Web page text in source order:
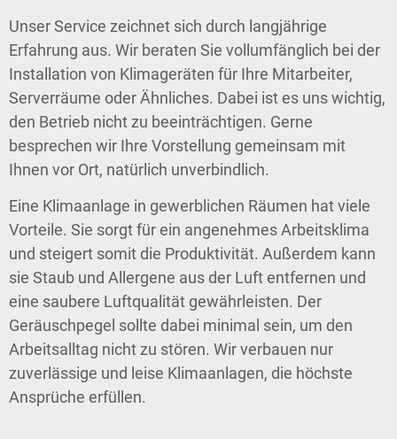
Unser Service zeichnet sich durch langjährige
Erfahrung aus. Wir beraten Sie vollumfänglich bei der
Installation von Klimageräten für Ihre Mitarbeiter,
Serverräume oder Ähnliches. Dabei ist es uns wichtig,
den Betrieb nicht zu beeinträchtigen. Gerne
besprechen wir Ihre Vorstellung gemeinsam mit
Ihnen vor Ort, natürlich unverbindlich.
Eine Klimaanlage in gewerblichen Räumen hat viele
Vorteile. Sie sorgt für ein angenehmes Arbeitsklima
und steigert somit die Produktivität. Außerdem kann
sie Staub und Allergene aus der Luft entfernen und
eine saubere Luftqualität gewährleisten. Der
Geräuschpegel sollte dabei minimal sein, um den
Arbeitsalltag nicht zu stören. Wir verbauen nur
zuverlässige und leise Klimaanlagen, die höchste
Ansprüche erfüllen.